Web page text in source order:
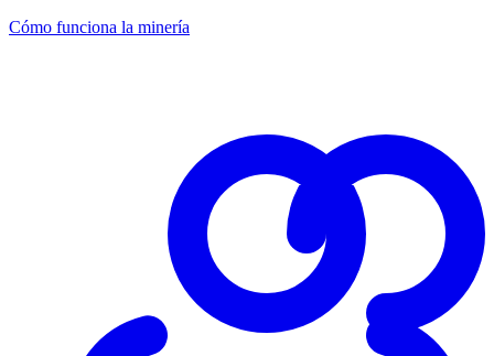
Cómo funciona la minería